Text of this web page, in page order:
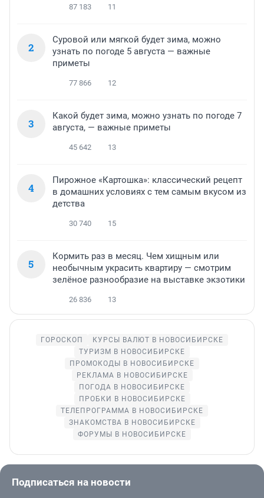
87 183 11
2
Суровой или мягкой будет зима, можно
узнать по погоде 5 августа — важные
приметы
77 866 12
3
Какой будет зима, можно узнать по погоде 7
августа, — важные приметы
45 642 13
4
Пирожное «Картошка»: классический рецепт
в домашних условиях с тем самым вкусом из
детства
30 740 15
5
Кормить раз в месяц. Чем хищным или
необычным украсить квартиру — смотрим
зелёное разнообразие на выставке экзотики
26 836 13
ГОРОСКОП
КУРСЫ ВАЛЮТ В НОВОСИБИРСКЕ
ТУРИЗМ В НОВОСИБИРСКЕ
ПРОМОКОДЫ В НОВОСИБИРСКЕ
РЕКЛАМА В НОВОСИБИРСКЕ
ПОГОДА В НОВОСИБИРСКЕ
ПРОБКИ В НОВОСИБИРСКЕ
ТЕЛЕПРОГРАММА В НОВОСИБИРСКЕ
ЗНАКОМСТВА В НОВОСИБИРСКЕ
ФОРУМЫ В НОВОСИБИРСКЕ
Подписаться на новости